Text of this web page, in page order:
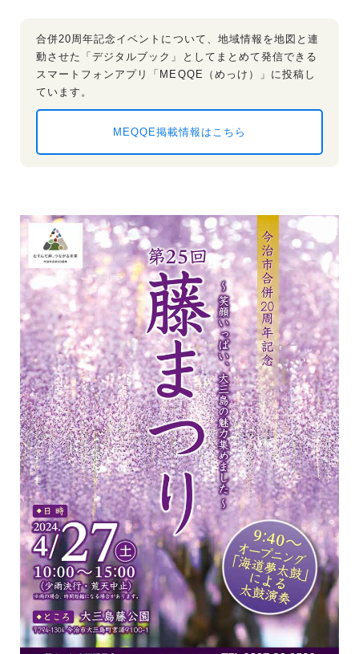
合併20周年記念イベントについて、地域情報を地図と連
動させた「デジタルブック」としてまとめて発信できる
スマートフォンアプリ「MEQQE（めっけ）」に投稿し
ています。
MEQQE掲載情報はこちら